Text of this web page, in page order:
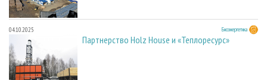
04.10.2025 Биоэнергетика
Партнерство Holz House и «Теплоресурс»